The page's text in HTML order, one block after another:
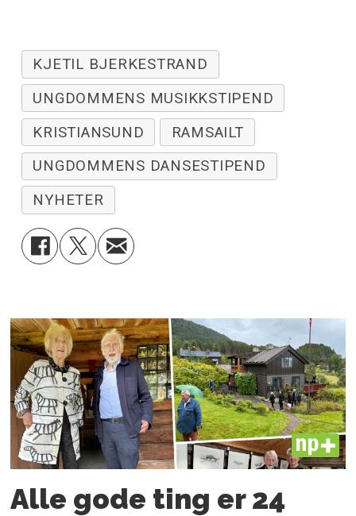
KJETIL BJERKESTRAND
UNGDOMMENS MUSIKKSTIPEND
KRISTIANSUND
RAMSAILT
UNGDOMMENS DANSESTIPEND
NYHETER
PLUS
Alle gode ting er 24